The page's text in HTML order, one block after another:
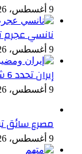
9 أغسطس، 2026
نانسي عجرم
9 أغسطس، 2026
إيران تحدد 6 شروط لإعادة فتح مضيق هرمز
9 أغسطس، 2026
مصرع سائق
9 أغسطس، 2026